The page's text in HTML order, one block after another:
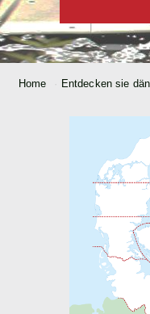
Home Entdecken sie